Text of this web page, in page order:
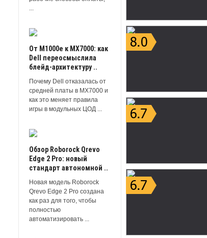
...
От M1000e к MX7000: как
Dell переосмыслила
блейд-архитектуру ..
Почему Dell отказалась от
средней платы в MX7000 и
как это меняет правила
игры в модульных ЦОД ...
Обзор Roborock Qrevo
Edge 2 Pro: новый
стандарт автономной ..
Новая модель Roborock
Qrevo Edge 2 Pro создана
как раз для того, чтобы
полностью
автоматизировать ...